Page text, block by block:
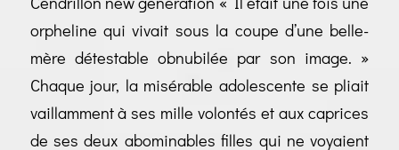
orpheline qui vivait sous la coupe d’une belle-
mère détestable obnubilée par son image. »
Chaque jour, la misérable adolescente se pliait
vaillamment à ses mille volontés et aux caprices
de ses deux abominables filles qui ne voyaient